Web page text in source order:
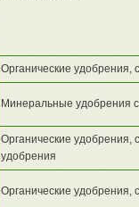
Органические удобрения,
Минеральные удобрения
Органические удобрения,
удобрения
Органические